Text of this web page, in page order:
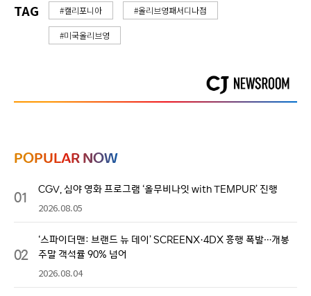
TAG #캘리포니아 #올리브영패서디나점
#미국올리브영
POPULAR NOW
01 CGV, 심야 영화 프로그램 ‘올무비나잇 with TEMPUR’ 진행
2026.08.05
02
‘스파이더맨: 브랜드 뉴 데이’ SCREENX·4DX 흥행 폭발…개봉
주말 객석률 90% 넘어
2026.08.04